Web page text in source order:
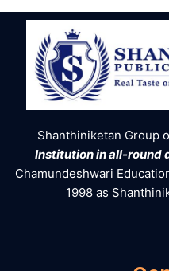
Shanthiniketan Group
Institution in all-round
Chamundeshwari
1998 as